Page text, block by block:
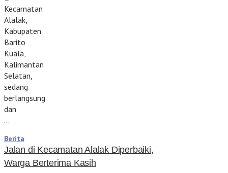
Kecamatan
Alalak,
Kabupaten
Barito
Kuala,
Kalimantan
Selatan,
sedang
berlangsung
dan
…
Berita
Jalan di Kecamatan Alalak Diperbaiki,
Warga Berterima Kasih